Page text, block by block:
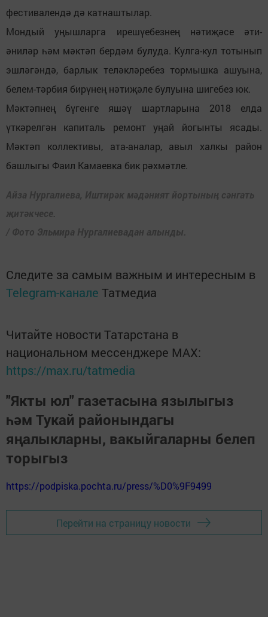
фестивалендә дә катнаштылар.
Мондый уңышларга ирешүебезнең нәтиҗәсе әти-
әниләр һәм мәктәп бердәм булуда. Кулга-кул тотынып
эшләгәндә, барлык теләкләребез тормышка ашуына,
белем-тәрбия бирүнең нәтиҗәле булуына шигебез юк.
Мәктәпнең бүгенге яшәү шартларына 2018 елда
үткәрелгән капиталь ремонт уңай йогынты ясады.
Мәктәп коллективы, ата-аналар, авыл халкы район
башлыгы Фаил Камаевка бик рәхмәтле.
Айза Нургалиева, Иштирәк мәдәният йортының сәнгать
җитәкчесе.
/ Фото Эльмира Нургалиевадан алынды.
Следите за самым важным и интересным в
Telegram-канале Татмедиа
Читайте новости Татарстана в
национальном мессенджере MАХ:
https://max.ru/tatmedia
"Якты юл" газетасына язылыгыз
һәм Тукай районындагы
яңалыкларны, вакыйгаларны белеп
торыгыз
https://podpiska.pochta.ru/press/%D0%9F9499
Перейти на страницу новости